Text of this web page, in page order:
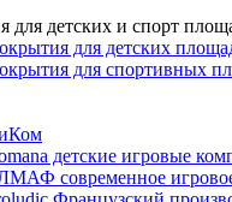
для детских и спорт
для детских
для спортивных
детские игровые
современное